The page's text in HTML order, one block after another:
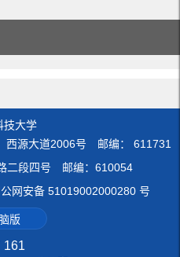
技大学
西源大道2006号 邮编： 611731
二段四号 邮编：610054
安备 51019002000280 号
版
161